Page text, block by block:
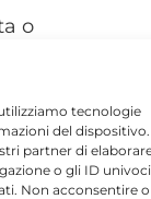
tecnologie
del
partner di
o gli ID univoci
Non acconsentire o
o
pane
insalata
con 40